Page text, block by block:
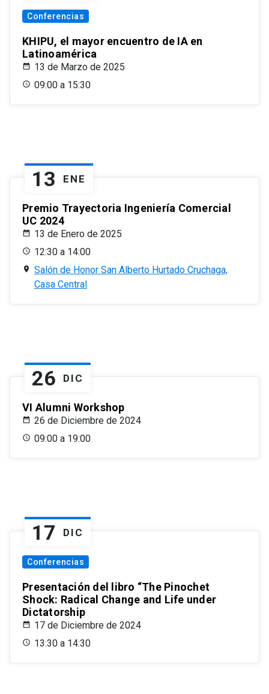
Conferencias
KHIPU, el mayor encuentro de IA en
Latinoamérica
13 de Marzo de 2025
09:00 a 15:30
13 ENE
Premio Trayectoria Ingeniería Comercial
UC 2024
13 de Enero de 2025
12:30 a 14:00
Salón de Honor San Alberto Hurtado Cruchaga,
Casa Central
26 DIC
VI Alumni Workshop
26 de Diciembre de 2024
09:00 a 19:00
17 DIC
Conferencias
Presentación del libro “The Pinochet
Shock: Radical Change and Life under
Dictatorship
17 de Diciembre de 2024
13:30 a 14:30